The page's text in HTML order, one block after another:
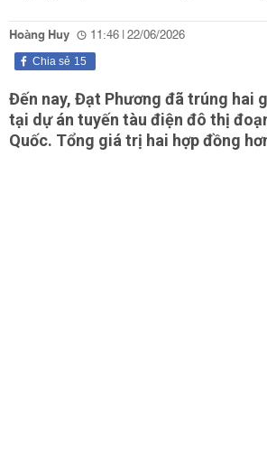
Hoàng Huy 11:46 | 22/06/2026
15
Chia sẻ
Đến nay, Đạt Phương đã trúng hai
tại dự án tuyến tàu điện đô thị
Quốc. Tổng giá trị hai hợp đồng